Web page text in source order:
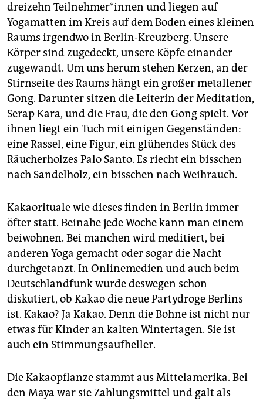
dreizehn Teilnehmer*innen und liegen auf
Yogamatten im Kreis auf dem Boden eines kleinen
Raums irgendwo in Berlin-Kreuzberg. Unsere
Körper sind zugedeckt, unsere Köpfe einander
zugewandt. Um uns herum stehen Kerzen, an der
Stirnseite des Raums hängt ein großer metallener
Gong. Darunter sitzen die Leiterin der Meditation,
­Serap Kara, und die Frau, die den Gong spielt. Vor
ihnen liegt ein Tuch mit einigen Gegenständen:
eine Rassel, eine Figur, ein glühendes Stück des
Räucherholzes Palo Santo. Es riecht ein bisschen
nach Sandelholz, ein bisschen nach Weihrauch.
Kakaorituale wie dieses finden in Berlin immer
öfter statt. Beinahe jede Woche kann man einem
beiwohnen. Bei manchen wird meditiert, bei
anderen Yoga gemacht oder sogar die Nacht
durchgetanzt. In Onlinemedien und auch beim
Deutschlandfunk wurde deswegen schon
diskutiert, ob Kakao die neue Partydroge Berlins
ist. Kakao? Ja Kakao. Denn die Bohne ist nicht nur
etwas für Kinder an kalten Wintertagen. Sie ist
auch ein Stimmungsaufheller.
Die Kakaopflanze stammt aus Mittelamerika. Bei
den Maya war sie Zahlungsmittel und galt als